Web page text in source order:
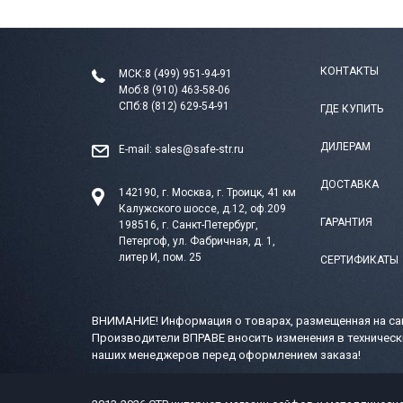
МСК:8 (499) 951-94-91
Моб:8 (910) 463-58-06
СПб:8 (812) 629-54-91
E-mail: sales@safe-str.ru
142190, г. Москва, г. Троицк, 41 км
Калужского шоссе, д.12, оф.209
198516, г. Санкт-Петербург,
Петергоф, ул. Фабричная, д. 1,
литер И, пом. 25
КОНТАКТЫ
ГДЕ КУПИТЬ
ДИЛЕРАМ
ДОСТАВКА
ГАРАНТИЯ
СЕРТИФИКАТЫ
ВНИМАНИЕ! Информация о товарах, размещенная на
Производители ВПРАВЕ вносить изменения в
наших менеджеров перед оформлением заказа!